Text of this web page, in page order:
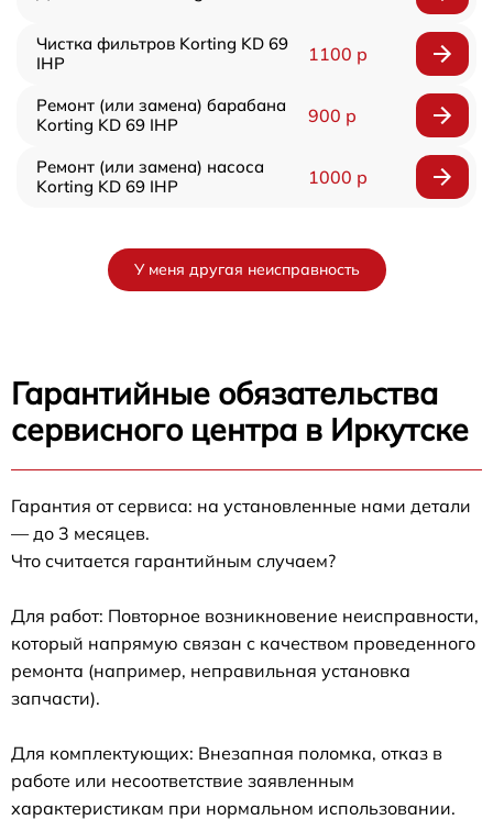
Чистка фильтров Korting KD 69
IHP
1100 р
Ремонт (или замена) барабана
Korting KD 69 IHP
900 р
Ремонт (или замена) насоса
Korting KD 69 IHP
1000 р
У меня другая неисправность
Гарантийные обязательства
сервисного центра в Иркутске
Гарантия от сервиса: на установленные нами детали
— до 3 месяцев.
Что считается гарантийным случаем?
Для работ: Повторное возникновение неисправности,
который напрямую связан с качеством проведенного
ремонта (например, неправильная установка
запчасти).
Для комплектующих: Внезапная поломка, отказ в
работе или несоответствие заявленным
характеристикам при нормальном использовании.